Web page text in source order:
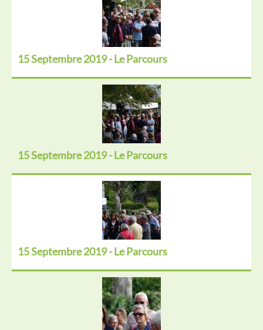
15 Septembre 2019 - Le Parcours
15 Septembre 2019 - Le Parcours
15 Septembre 2019 - Le Parcours